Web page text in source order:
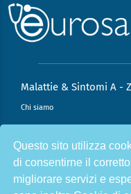
Questo sito utilizza
di consentirne il
migliorare servizi e
Malattie & Sintomi A - Z
Chi siamo
Nutrizione e Stili di vita
L’esperto risponde